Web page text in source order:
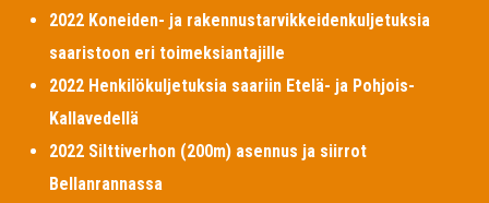
2022 Koneiden- ja rakennustarvikkeidenkuljetuksia
saaristoon eri toimeksiantajille
2022 Henkilökuljetuksia saariin Etelä- ja Pohjois-
Kallavedellä
2022 Silttiverhon (200m) asennus ja siirrot
Bellanrannassa